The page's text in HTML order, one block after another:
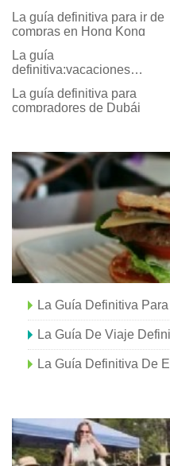
La guía definitiva para ir de
compras en Hong Kong
La guía
definitiva:vacaciones
Anaheim
La guía definitiva para
compradores de Dubái
La Guía Definitiva
La Guía Definitiva De